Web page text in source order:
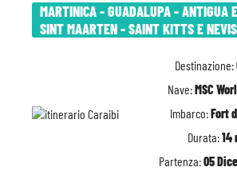
MARTINICA - GUADALUPA - ANTIGUA
SINT MAARTEN - SAINT KITTS E
Destinazione:
Nave:MSC
Imbarco:Fort
Durata:14
Partenza:05